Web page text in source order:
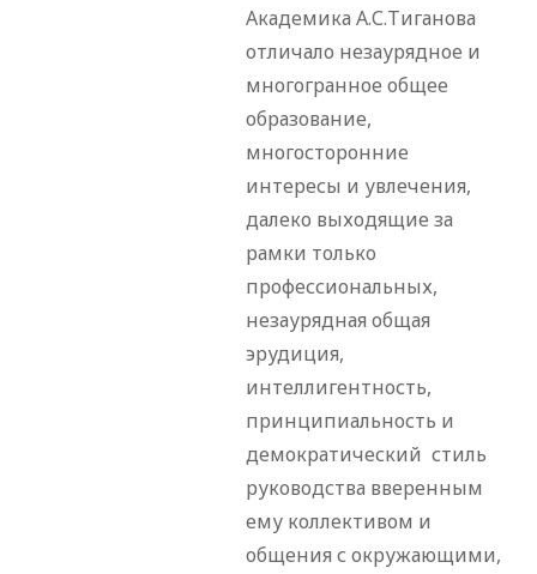
Академика А.С.Тиганова
отличало незаурядное и
многогранное общее
образование,
многосторонние
интересы и увлечения,
далеко выходящие за
рамки только
профессиональных,
незаурядная общая
эрудиция,
интеллигентность,
принципиальность и
демократический стиль
руководства вверенным
ему коллективом и
общения с окружающими,